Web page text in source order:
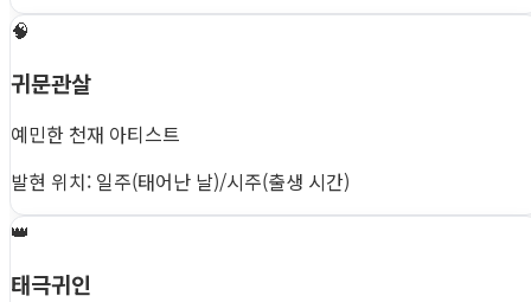
🧠
귀문관살
예민한 천재 아티스트
발현 위치: 일주(태어난 날)/시주(출생 시간)
👑
태극귀인